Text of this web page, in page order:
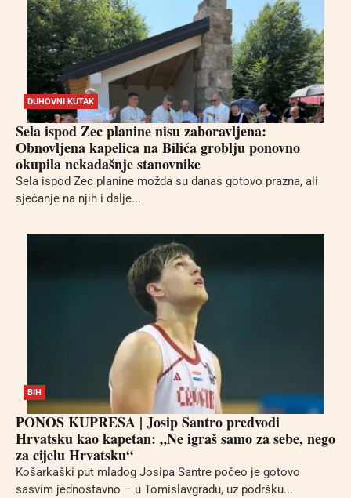
DUHOVNI KUTAK
Sela ispod Zec planine nisu zaboravljena:
Obnovljena kapelica na Bilića groblju ponovno
okupila nekadašnje stanovnike
Sela ispod Zec planine možda su danas gotovo prazna, ali
sjećanje na njih i dalje...
BIH
PONOS KUPRESA | Josip Santro predvodi
Hrvatsku kao kapetan: „Ne igraš samo za sebe, nego
za cijelu Hrvatsku“
Košarkaški put mladog Josipa Santre počeo je gotovo
sasvim jednostavno – u Tomislavgradu, uz podršku...